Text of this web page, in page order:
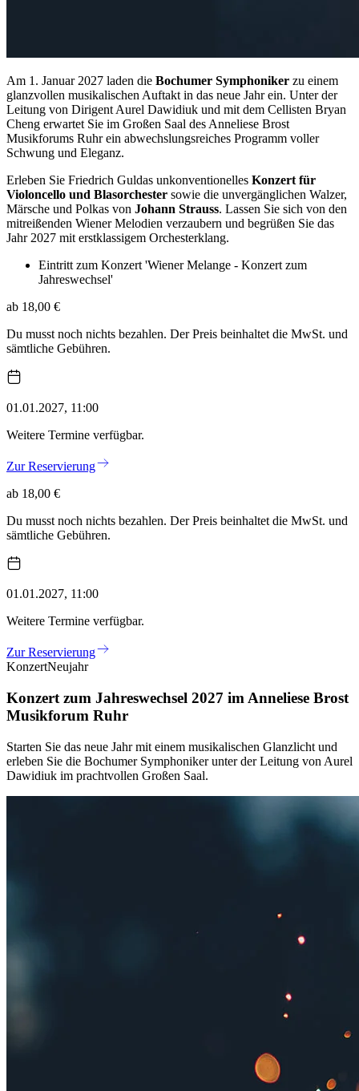
Am 1. Januar 2027 laden die Bochumer Symphoniker zu einem
glanzvollen musikalischen Auftakt in das neue Jahr ein. Unter der
Leitung von Dirigent Aurel Dawidiuk und mit dem Cellisten Bryan
Cheng erwartet Sie im Großen Saal des Anneliese Brost
Musikforums Ruhr ein abwechslungsreiches Programm voller
Schwung und Eleganz.
Erleben Sie Friedrich Guldas unkonventionelles Konzert für
Violoncello und Blasorchester sowie die unvergänglichen Walzer,
Märsche und Polkas von Johann Strauss. Lassen Sie sich von den
mitreißenden Wiener Melodien verzaubern und begrüßen Sie das
Jahr 2027 mit erstklassigem Orchesterklang.
Eintritt zum Konzert 'Wiener Melange - Konzert zum
Jahreswechsel'
ab 18,00 €
Du musst noch nichts bezahlen. Der Preis beinhaltet die MwSt. und
sämtliche Gebühren.
01.01.2027, 11:00
Weitere Termine verfügbar.
Zur Reservierung
ab 18,00 €
Du musst noch nichts bezahlen. Der Preis beinhaltet die MwSt. und
sämtliche Gebühren.
01.01.2027, 11:00
Weitere Termine verfügbar.
Zur Reservierung
KonzertNeujahr
Konzert zum Jahreswechsel 2027 im Anneliese Brost
Musikforum Ruhr
Starten Sie das neue Jahr mit einem musikalischen Glanzlicht und
erleben Sie die Bochumer Symphoniker unter der Leitung von Aurel
Dawidiuk im prachtvollen Großen Saal.